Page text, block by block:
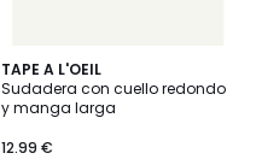
TAPE A L'OEIL
Sudadera con cuello redondo
y manga larga
12.99 €